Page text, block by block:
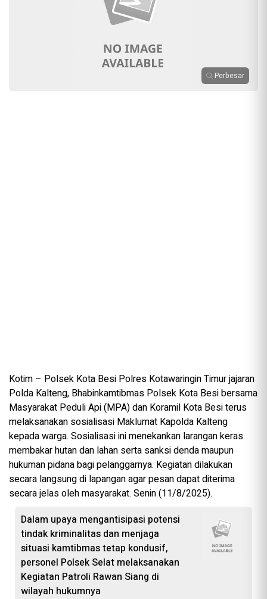
Perbesar
Kotim – Polsek Kota Besi Polres Kotawaringin Timur jajaran
Polda Kalteng, Bhabinkamtibmas Polsek Kota Besi bersama
Masyarakat Peduli Api (MPA) dan Koramil Kota Besi terus
melaksanakan sosialisasi Maklumat Kapolda Kalteng
kepada warga. Sosialisasi ini menekankan larangan keras
membakar hutan dan lahan serta sanksi denda maupun
hukuman pidana bagi pelanggarnya. Kegiatan dilakukan
secara langsung di lapangan agar pesan dapat diterima
secara jelas oleh masyarakat. Senin (11/8/2025).
Dalam upaya mengantisipasi potensi
tindak kriminalitas dan menjaga
situasi kamtibmas tetap kondusif,
personel Polsek Selat melaksanakan
Kegiatan Patroli Rawan Siang di
wilayah hukumnya